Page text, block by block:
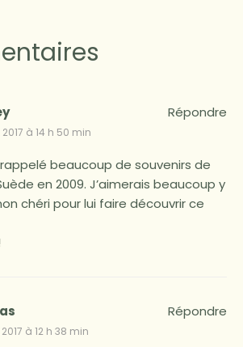
à 14 h 50 min
beaucoup de souvenirs de
en 2009. J’aimerais beaucoup y
chéri pour lui faire découvrir ce
Répondre
à 12 h 38 min
Répondre